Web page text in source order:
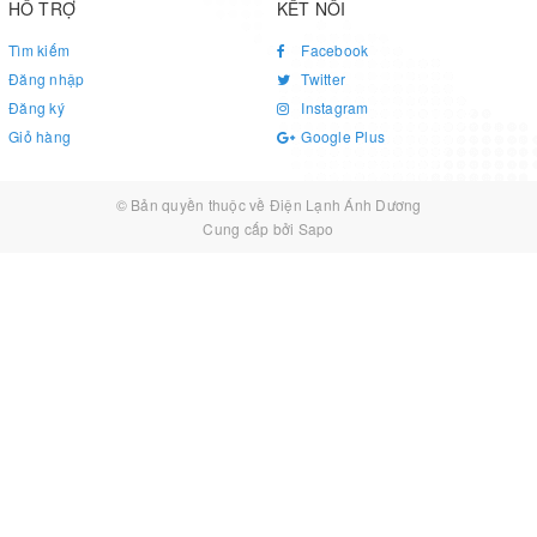
HỖ TRỢ
Tìm kiếm
Đăng nhập
Đăng ký
Giỏ hàng
KẾT NỐI
Facebook
Twitter
Instagram
Google Plus
© Bản quyền thuộc về Điện Lạnh Ánh Dương
Cung cấp bởi Sapo